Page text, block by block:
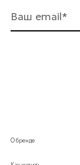
О бренде